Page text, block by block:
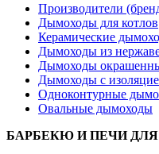
Производители
Дымоходы для котлов
Керамические
Дымоходы из
Дымоходы
Дымоходы с
Одноконтурные
Овальные дымоходы
БАРБЕКЮ И ПЕЧИ